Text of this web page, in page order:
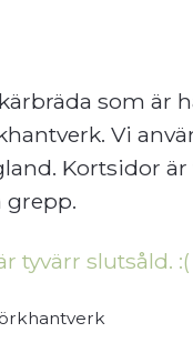
som är
Vi
Kortsidor
grepp.
tyvärr slutsåld. :(